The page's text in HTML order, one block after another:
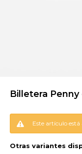
Billetera
Este artículo está
Otras variantes